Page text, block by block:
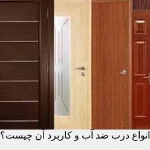
انواع درب ضد آب و کاربرد آن چیست؟